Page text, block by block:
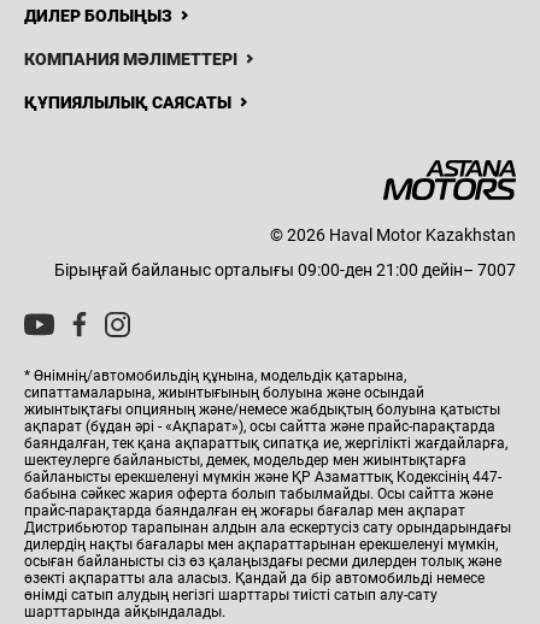
ДИЛЕР БОЛЫҢЫЗ
КОМПАНИЯ МӘЛІМЕТТЕРІ
ҚҰПИЯЛЫЛЫҚ САЯСАТЫ
© 2026 Haval Motor Kazakhstan
Бірыңғай байланыс орталығы 09:00-ден 21:00 дейін– 7007
* Өнімнің/автомобильдің құнына, модельдік қатарына,
сипаттамаларына, жиынтығының болуына және осындай
жиынтықтағы опцияның және/немесе жабдықтың болуына қатысты
ақпарат (бұдан әрі - «Ақпарат»), осы сайтта және прайс-парақтарда
баяндалған, тек қана ақпараттық сипатқа ие, жергілікті жағдайларға,
шектеулерге байланысты, демек, модельдер мен жиынтықтарға
байланысты ерекшеленуі мүмкін және ҚР Азаматтық Кодексінің 447-
бабына сәйкес жария оферта болып табылмайды. Осы сайтта және
прайс-парақтарда баяндалған ең жоғары бағалар мен ақпарат
Дистрибьютор тарапынан алдын ала ескертусіз сату орындарындағы
дилердің нақты бағалары мен ақпараттарынан ерекшеленуі мүмкін,
осыған байланысты сіз өз қалаңыздағы ресми дилерден толық және
өзекті ақпаратты ала аласыз. Қандай да бір автомобильді немесе
өнімді сатып алудың негізгі шарттары тиісті сатып алу-сату
шарттарында айқындалады.